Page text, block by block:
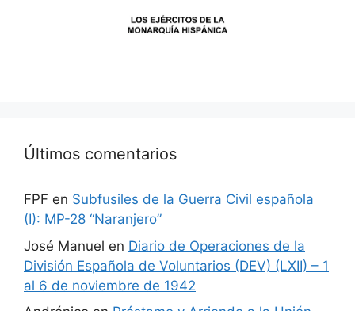
Últimos comentarios
FPF en Subfusiles de la Guerra Civil española
(I): MP-28 “Naranjero”
José Manuel en Diario de Operaciones de la
División Española de Voluntarios (DEV) (LXII) – 1
al 6 de noviembre de 1942